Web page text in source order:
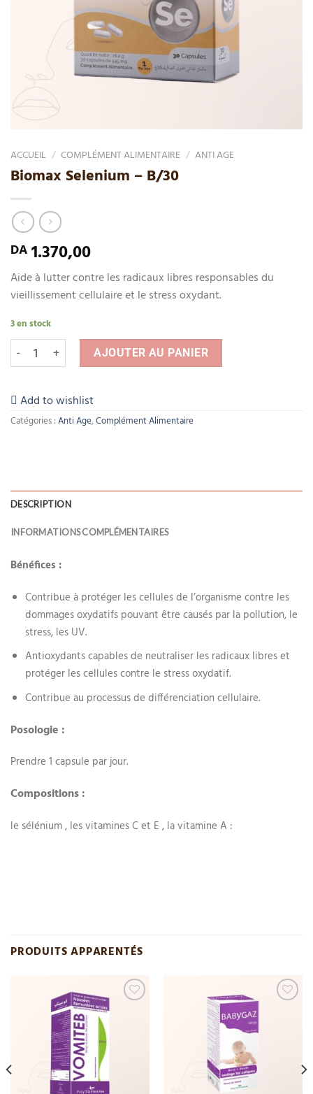
ACCUEIL / COMPLÉMENT ALIMENTAIRE / ANTI AGE
Biomax Selenium – B/30
DA 1.370,00
Aide à lutter contre les radicaux libres responsables du
vieillissement cellulaire et le stress oxydant.
3 en stock
quantité de Biomax Selenium – B/30
AJOUTER AU PANIER
Add to wishlist
Catégories :Anti Age,Complément Alimentaire
DESCRIPTION
INFORMATIONS COMPLÉMENTAIRES
Bénéfices :
Contribue à protéger les cellules de l’organisme contre les
dommages oxydatifs pouvant être causés par la pollution, le
stress, les UV.
Antioxydants capables de neutraliser les radicaux libres et
protéger les cellules contre le stress oxydatif.
Contribue au processus de différenciation cellulaire.
Posologie :
Prendre 1 capsule par jour.
Compositions :
le sélénium , les vitamines C et E , la vitamine A :
PRODUITS APPARENTÉS